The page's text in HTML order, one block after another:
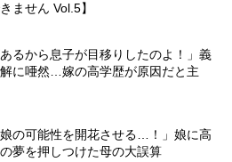
ません Vol.5】
あるから息子が目移りしたのよ！」義
に唖然…嫁の高学歴が原因だと主
娘の可能性を開花させる…！」娘に高
夢を押しつけた母の大誤算